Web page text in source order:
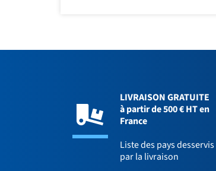
LIVRAISON GRATUITE
à partir de 500 € HT en
France
Liste des pays desservis
par la livraison